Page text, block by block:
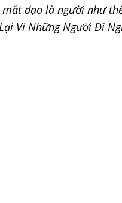
đạo là người như
Ví Những Người Đi